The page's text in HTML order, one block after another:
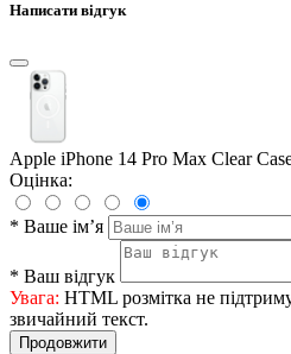
Написати відгук
Apple iPhone 14 Pro Max Clear
Оцінка:
* Ваше ім’я
* Ваш відгук
Увага: HTML розмітка не
звичайний текст.
Продовжити